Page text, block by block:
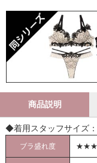
商品説明
◆着用スタッフサイズ
ブラ盛れ度